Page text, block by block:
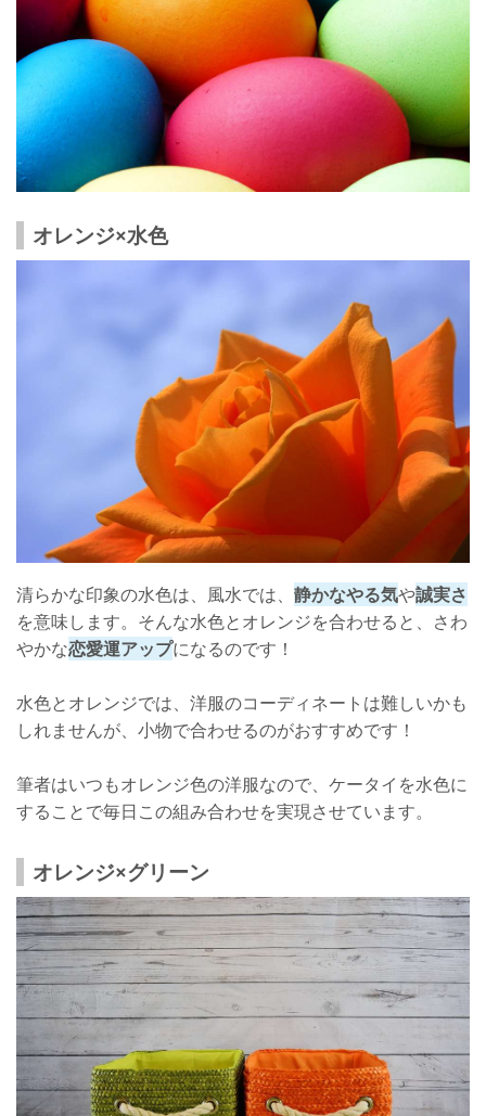
オレンジ×水色
清らかな印象の水色は、風水では、 静かなやる気や誠実さ
を意味します。そんな水色とオレンジを合わせると、さわ
やかな恋愛運アップになるのです！
水色とオレンジでは、洋服のコーディネートは難しいかも
しれませんが、小物で合わせるのがおすすめです！
筆者はいつもオレンジ色の洋服なので、ケータイを水色に
することで毎日この組み合わせを実現させています。
オレンジ×グリーン